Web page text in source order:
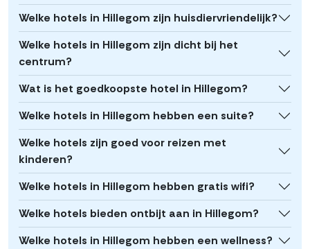
Welke hotels in Hillegom zijn huisdiervriendelijk?
Welke hotels in Hillegom zijn dicht bij het
centrum?
Wat is het goedkoopste hotel in Hillegom?
Welke hotels in Hillegom hebben een suite?
Welke hotels zijn goed voor reizen met
kinderen?
Welke hotels in Hillegom hebben gratis wifi?
Welke hotels bieden ontbijt aan in Hillegom?
Welke hotels in Hillegom hebben een wellness?